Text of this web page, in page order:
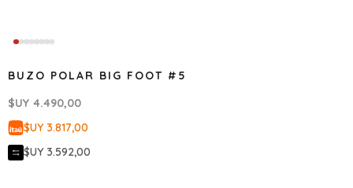
BUZO POLAR BIG FOOT #5
$UY 4.490,00
$UY 3.817,00
$UY 3.592,00